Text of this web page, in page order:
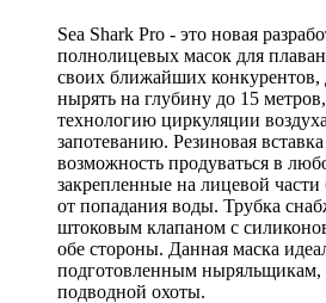
Sea Shark Pro - это новая
полнолицевых масок для
своих ближайших конкурентов,
нырять на глубину до 15
технологию циркуляции
запотеванию. Резиновая
возможность продуваться в
закрепленные на лицевой
от попадания воды. Трубка
штоковым клапаном с
обе стороны. Данная маска
подготовленным ныряльщикам,
подводной охоты.